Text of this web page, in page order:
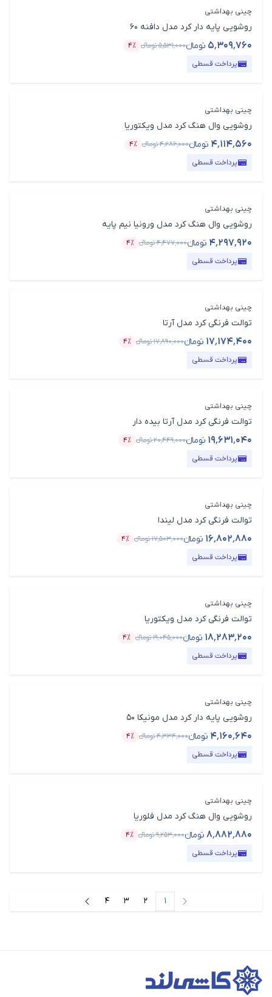
چینی بهداشتی
روشویی پایه دار کرد مدل دافنه 60
۵٬۳۰۹٬۷۶۰ تومانء۵٬۵۳۱٬۰۰۰تومانء
قیمت محصول
۴٪
درصد تخفیف
پرداخت قسطی
چینی بهداشتی
روشویی وال هنگ کرد مدل ویکتوریا
۴٬۱۱۴٬۵۶۰ تومانء۴٬۲۸۶٬۰۰۰تومانء
قیمت محصول
۴٪
درصد تخفیف
پرداخت قسطی
چینی بهداشتی
روشویی وال هنگ کرد مدل ورونیا نیم پایه
۴٬۲۹۷٬۹۲۰ تومانء۴٬۴۷۷٬۰۰۰تومانء
قیمت محصول
۴٪
درصد تخفیف
پرداخت قسطی
چینی بهداشتی
توالت فرنگی کرد مدل آرتا
۱۷٬۱۷۴٬۴۰۰ تومانء۱۷٬۸۹۰٬۰۰۰تومانء
قیمت محصول
۴٪
درصد تخفیف
پرداخت قسطی
چینی بهداشتی
توالت فرنگی کرد مدل آرتا بیده دار
۱۹٬۶۳۱٬۰۴۰ تومانء۲۰٬۴۴۹٬۰۰۰تومانء
قیمت محصول
۴٪
درصد تخفیف
پرداخت قسطی
چینی بهداشتی
توالت فرنگی کرد مدل لیندا
۱۶٬۸۰۲٬۸۸۰ تومانء۱۷٬۵۰۳٬۰۰۰تومانء
قیمت محصول
۴٪
درصد تخفیف
پرداخت قسطی
چینی بهداشتی
توالت فرنگی کرد مدل ویکتوریا
۱۸٬۲۸۳٬۲۰۰ تومانء۱۹٬۰۴۵٬۰۰۰تومانء
قیمت محصول
۴٪
درصد تخفیف
پرداخت قسطی
چینی بهداشتی
روشویی پایه دار کرد مدل مونیکا 50
۴٬۱۶۰٬۶۴۰ تومانء۴٬۳۳۴٬۰۰۰تومانء
قیمت محصول
۴٪
درصد تخفیف
پرداخت قسطی
چینی بهداشتی
روشویی وال هنگ کرد مدل فلوریا
۸٬۸۸۲٬۸۸۰ تومانء۹٬۲۵۳٬۰۰۰تومانء
قیمت محصول
۴٪
درصد تخفیف
پرداخت قسطی
صفحه قبل
1
2
3
4
صفحه بعد